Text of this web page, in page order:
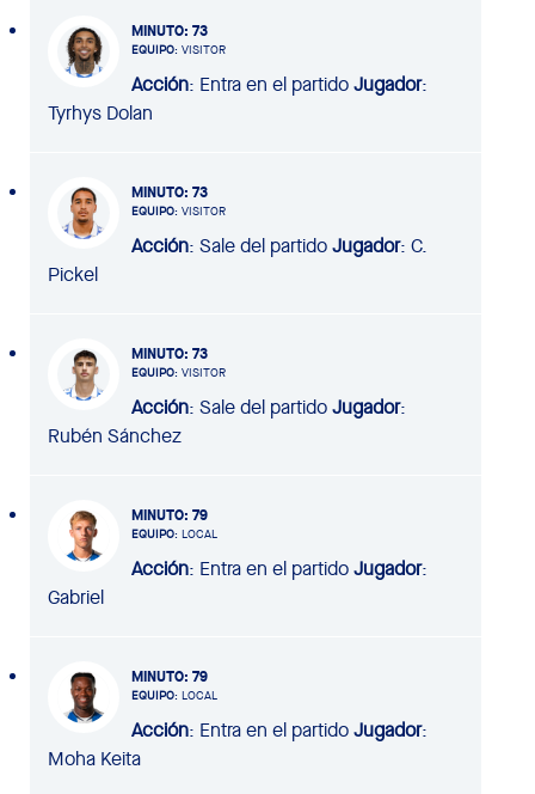
MINUTO: 73
EQUIPO: VISITOR
Acción: Entra en el partidoJugador:
Tyrhys Dolan
MINUTO: 73
EQUIPO: VISITOR
Acción: Sale del partidoJugador: C.
Pickel
MINUTO: 73
EQUIPO: VISITOR
Acción: Sale del partidoJugador:
Rubén Sánchez
MINUTO: 79
EQUIPO: LOCAL
Acción: Entra en el partidoJugador:
Gabriel
MINUTO: 79
EQUIPO: LOCAL
Acción: Entra en el partidoJugador:
Moha Keita